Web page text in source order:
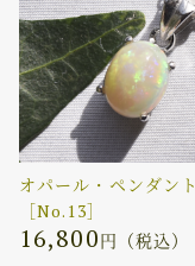
オパール・ペンダント
［No.13］
16,800円（税込）